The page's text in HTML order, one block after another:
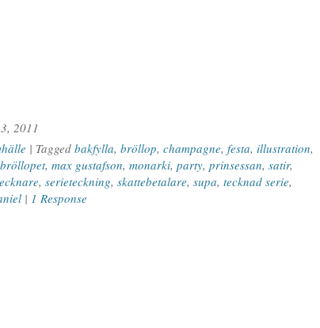
2011
| Tagged bakfylla, bröllop, champagne, festa, illustration,
, max gustafson, monarki, party, prinsessan, satir,
, serieteckning, skattebetalare, supa, tecknad serie,
| 1 Response